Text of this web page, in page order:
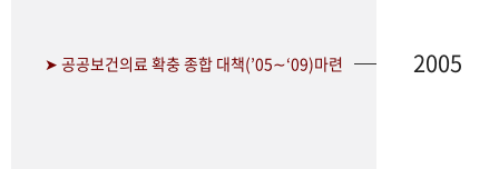
➤ 공공보건의료 확충 종합 대책(’05∼‘09)마련 2005